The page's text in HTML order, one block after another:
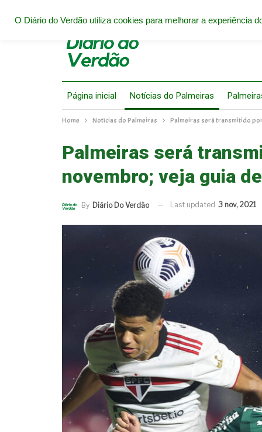
Página inicial Notícias do Palmeiras
Home Notícias do Palmeiras Palmeiras será transmitido
Palmeiras será
novembro; veja guia
By Diário Do Verdão Last updated 3 nov, 2021
O Diário do Verdão utiliza cookies para melhorar a experiência